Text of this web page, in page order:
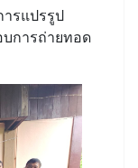
รแปรรูป
การถ่ายทอด